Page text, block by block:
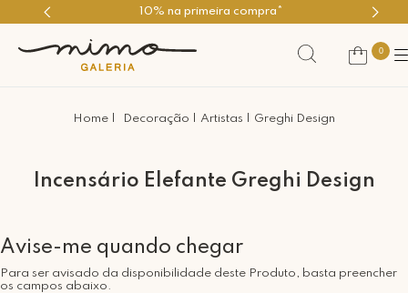
10% na primeira compra*
0
Decoração Artistas Greghi Design
Incensário Elefante Greghi Design
Para ser avisado da disponibilidade deste Produto, basta preencher
os campos abaixo.